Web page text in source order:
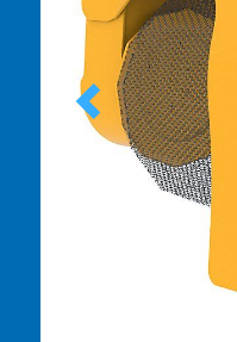
Previous